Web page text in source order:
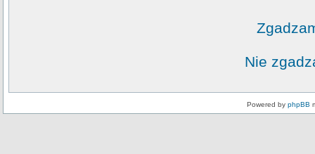
Nie
Powered by phpBB